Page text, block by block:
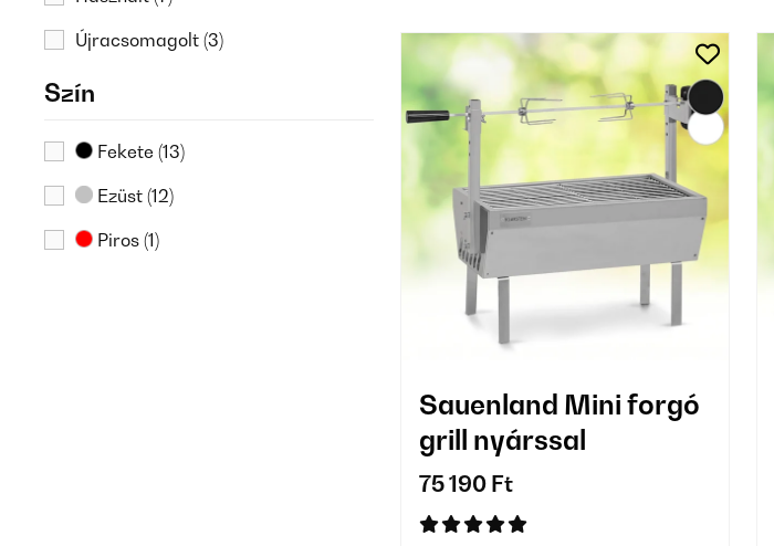
Újracsomagolt (3)
Szín
Fekete (13)
Ezüst (12)
Piros (1)
Sauenland Mini forgó
grill nyárssal
75 190 Ft